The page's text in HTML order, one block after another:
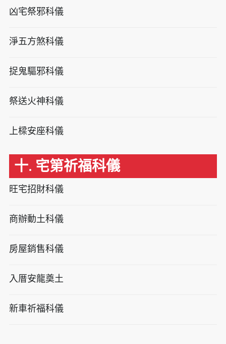
凶宅祭邪科儀
淨五方煞科儀
捉鬼驅邪科儀
祭送火神科儀
上樑安座科儀
十. 宅第祈福科儀
旺宅招財科儀
商辦動土科儀
房屋銷售科儀
入厝安龍奠土
新車祈福科儀